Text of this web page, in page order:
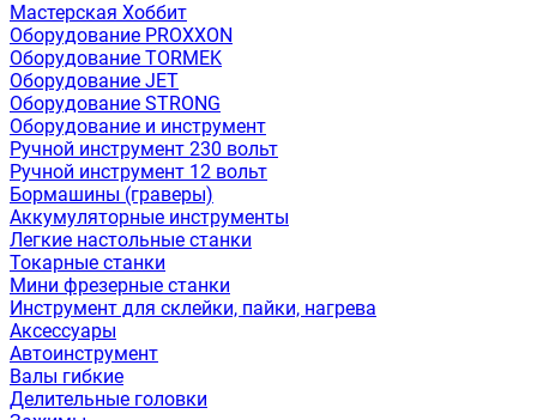
Мастерская Хоббит
Оборудование PROXXON
Оборудование TORMEK
Оборудование JET
Оборудование STRONG
Оборудование и инструмент
Ручной инструмент 230 вольт
Ручной инструмент 12 вольт
Бормашины (граверы)
Аккумуляторные инструменты
Легкие настольные станки
Токарные станки
Мини фрезерные станки
Инструмент для склейки, пайки, нагрева
Аксессуары
Автоинструмент
Валы гибкие
Делительные головки